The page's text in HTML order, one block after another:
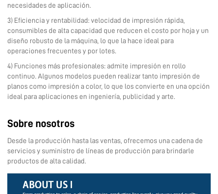
necesidades de aplicación.
3) Eficiencia y rentabilidad: velocidad de impresión rápida,
consumibles de alta capacidad que reducen el costo por hoja y un
diseño robusto de la máquina, lo que la hace ideal para
operaciones frecuentes y por lotes.
4) Funciones más profesionales: admite impresión en rollo
continuo. Algunos modelos pueden realizar tanto impresión de
planos como impresión a color, lo que los convierte en una opción
ideal para aplicaciones en ingeniería, publicidad y arte.
Sobre nosotros
Desde la producción hasta las ventas, ofrecemos una cadena de
servicios y suministro de líneas de producción para brindarle
productos de alta calidad.